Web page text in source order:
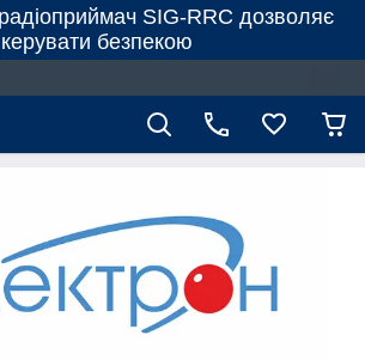
SIG-RRC дозволяє
керувати безпекою